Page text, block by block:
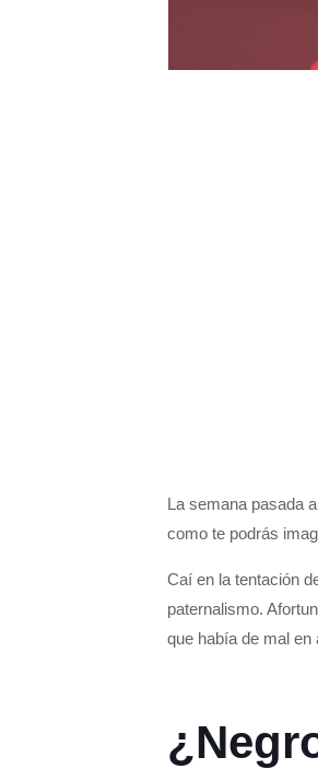
La semana pasada
como te podrás
Caí en la tentación
paternalismo.
que había de mal